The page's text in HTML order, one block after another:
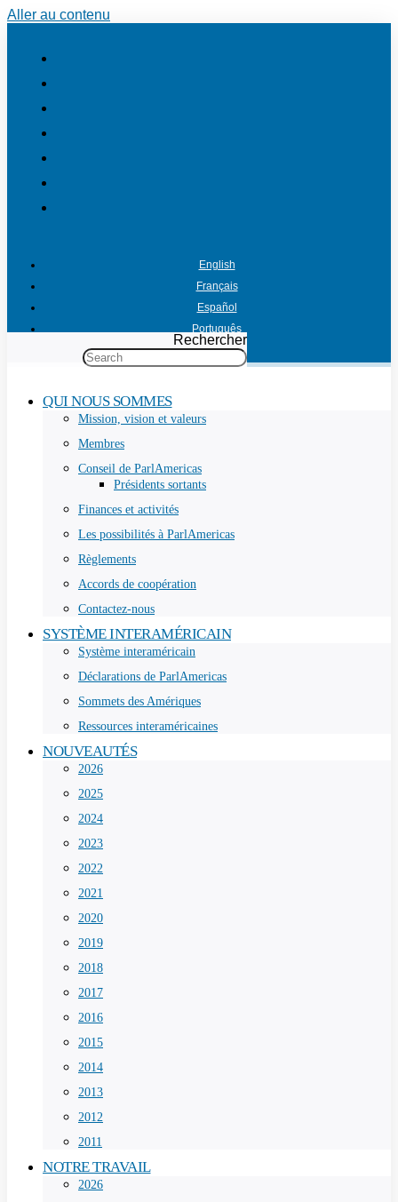
Aller au contenu
English
Français
Español
Português
Rechercher
QUI NOUS SOMMES
Mission, vision et valeurs
Membres
Conseil de ParlAmericas
Présidents sortants
Finances et activités
Les possibilités à ParlAmericas
Règlements
Accords de coopération
Contactez-nous
SYSTÈME INTERAMÉRICAIN
Système interaméricain
Déclarations de ParlAmericas
Sommets des Amériques
Ressources interaméricaines
NOUVEAUTÉS
2026
2025
2024
2023
2022
2021
2020
2019
2018
2017
2016
2015
2014
2013
2012
2011
NOTRE TRAVAIL
2026